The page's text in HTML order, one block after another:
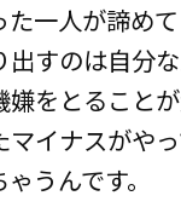
た一人が諦め
すのは自分
嫌をとること
イナスがや
うんです。